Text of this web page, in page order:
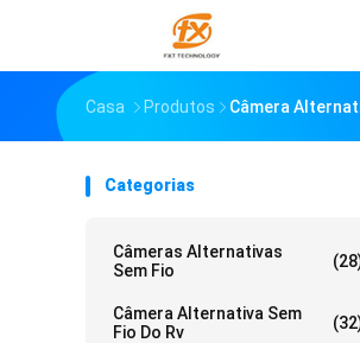
Casa Produtos Câmera
Categorias
Câmeras Alternativas
Sem Fio
Câmera Alternativa Sem
Fio Do Rv